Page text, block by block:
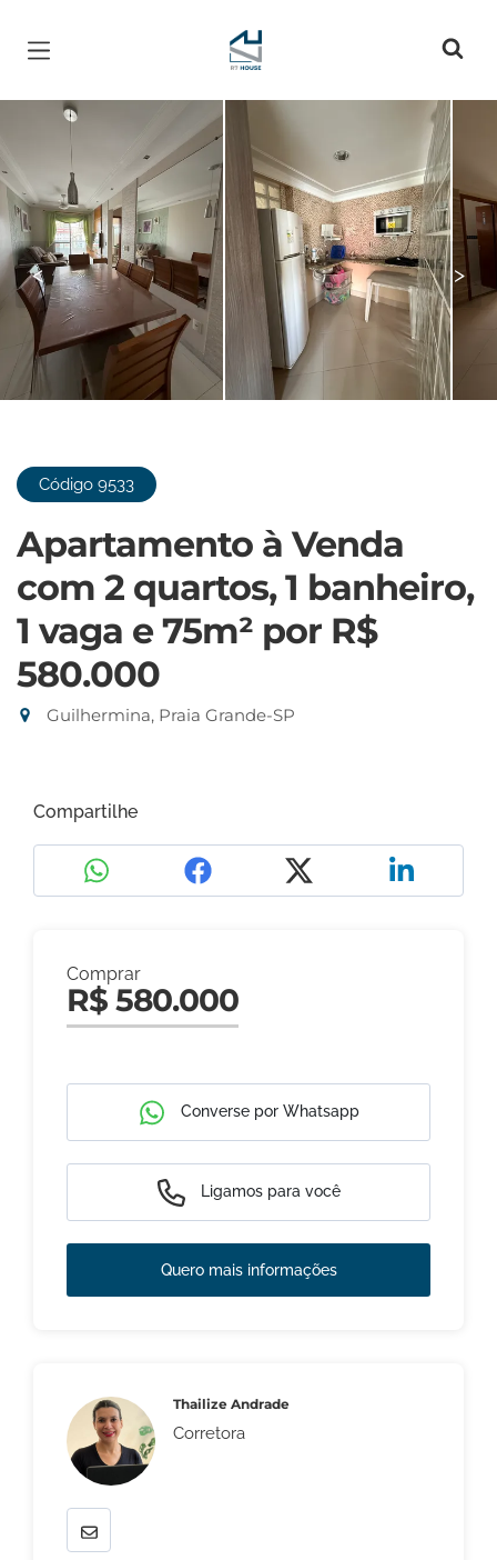
Página inicial
< >
Código 9533
Apartamento à Venda
com 2 quartos, 1 banheiro,
1 vaga e 75m² por R$
580.000
Guilhermina, Praia Grande-SP
Compartilhe
Comprar
R$ 580.000
Converse por Whatsapp
Ligamos para você
Quero mais informações
Thailize Andrade
Corretora